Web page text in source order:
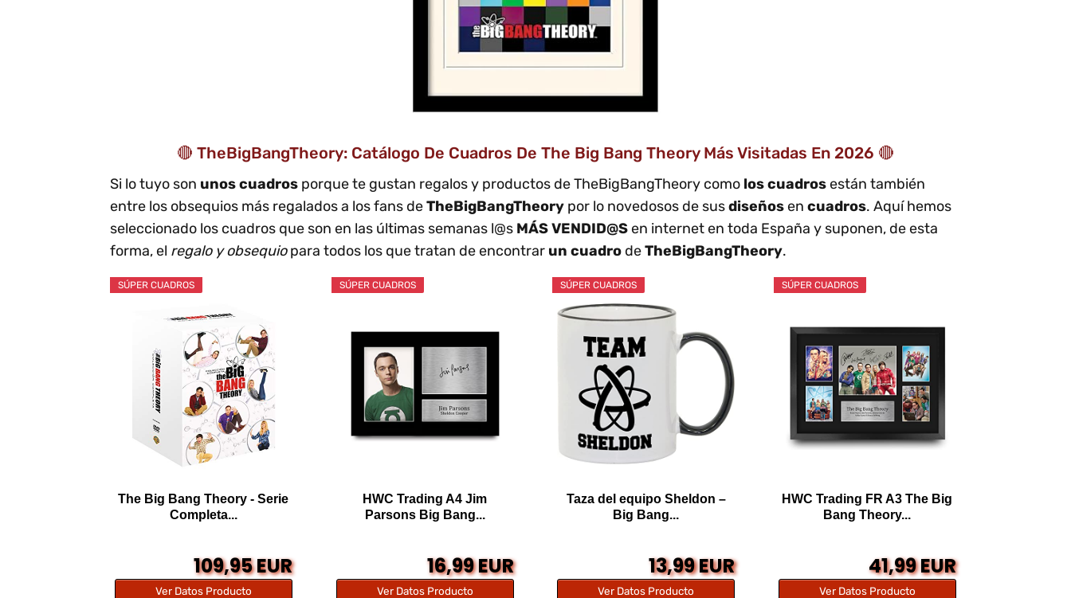
🔴 TheBigBangTheory: Catálogo De Cuadros De The Big Bang Theory Más Visitadas En 2026 🔴
Si lo tuyo son unos cuadros porque te gustan regalos y productos de TheBigBangTheory como los cuadrosestán también
entre los obsequios más regalados a los fans deTheBigBangTheory por lo novedosos de susdiseñosen cuadros. Aquí hemos
seleccionado los cuadros que son en las últimas semanas l@s MÁS VENDID@Sen internet en toda España y suponen, de esta
forma, el regalo y obsequiopara todos los que tratan de encontrar un cuadro deTheBigBangTheory.
SÚPER CUADROS
The Big Bang Theory - Serie
Completa...
109,95 EUR
Ver Datos Producto
SÚPER CUADROS
HWC Trading A4 Jim
Parsons Big Bang...
16,99 EUR
Ver Datos Producto
SÚPER CUADROS
Taza del equipo Sheldon –
Big Bang...
13,99 EUR
Ver Datos Producto
SÚPER CUADROS
HWC Trading FR A3 The Big
Bang Theory...
41,99 EUR
Ver Datos Producto